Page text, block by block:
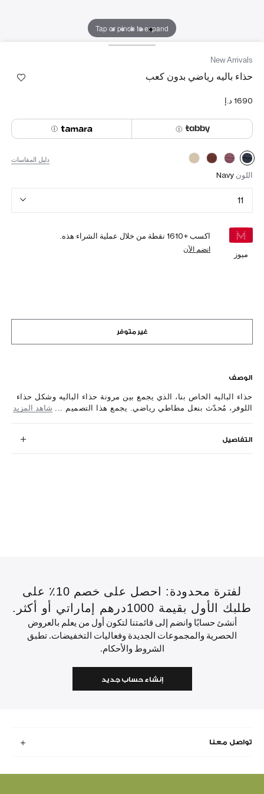
Tap or pinch to expand
New Arrivals
حذاء باليه رياضي بدون كعب
دليل المقاسات
اللون Navy
11
ميوز
اكسب +1610 نقطة من خلال عملية الشراء هذه.
انضم الآن
غير متوفر
الوصف
حذاء الباليه الخاص بنا، الذي يجمع بين مرونة حذاء الباليه وشكل حذاء
اللوفر، مُحدّث بنعل مطاطي رياضي. يجمع هذا التصميم ... شاهد المزيد
التفاصيل
لفترة محدودة: احصل على خصم 10٪ على
طلبك الأول بقيمة 1000درهم إماراتي أو أكثر.
أنشئ حسابًا وانضم إلى قائمتنا لتكون أول من يعلم بالعروض
الحصرية والمجموعات الجديدة وفعاليات التخفيضات. تطبق
الشروط والأحكام.
إنشاء حساب جديد
تواصل معنا